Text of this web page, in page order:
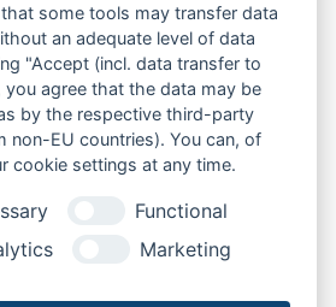
some tools may transfer data
an adequate level of data
"Accept (incl. data transfer to
you agree that the data may be
by the respective third-party
non-EU countries). You can, of
cookie settings at any time.
Functional
Marketing